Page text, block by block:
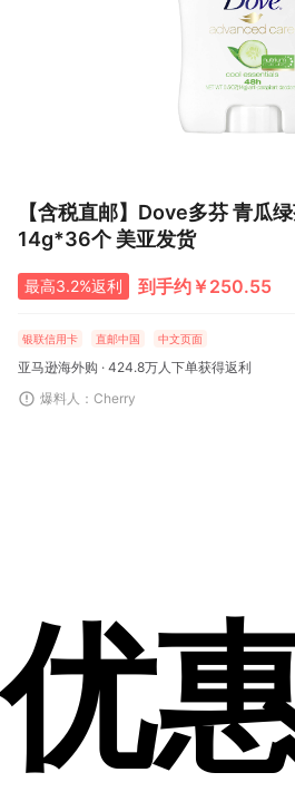
【含税直邮】Dove多芬 青瓜
14g*36个 美亚发货
最高3.2%返利 到手约￥250.55
银联信用卡 直邮中国 中文页面
亚马逊海外购 · 424.8万人下单获得返利
爆料人：Cherry
优